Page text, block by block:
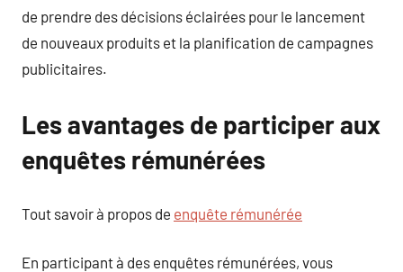
de prendre des décisions éclairées pour le lancement
de nouveaux produits et la planification de campagnes
publicitaires.
Les avantages de participer aux
enquêtes rémunérées
Tout savoir à propos de enquête rémunérée
En participant à des enquêtes rémunérées, vous